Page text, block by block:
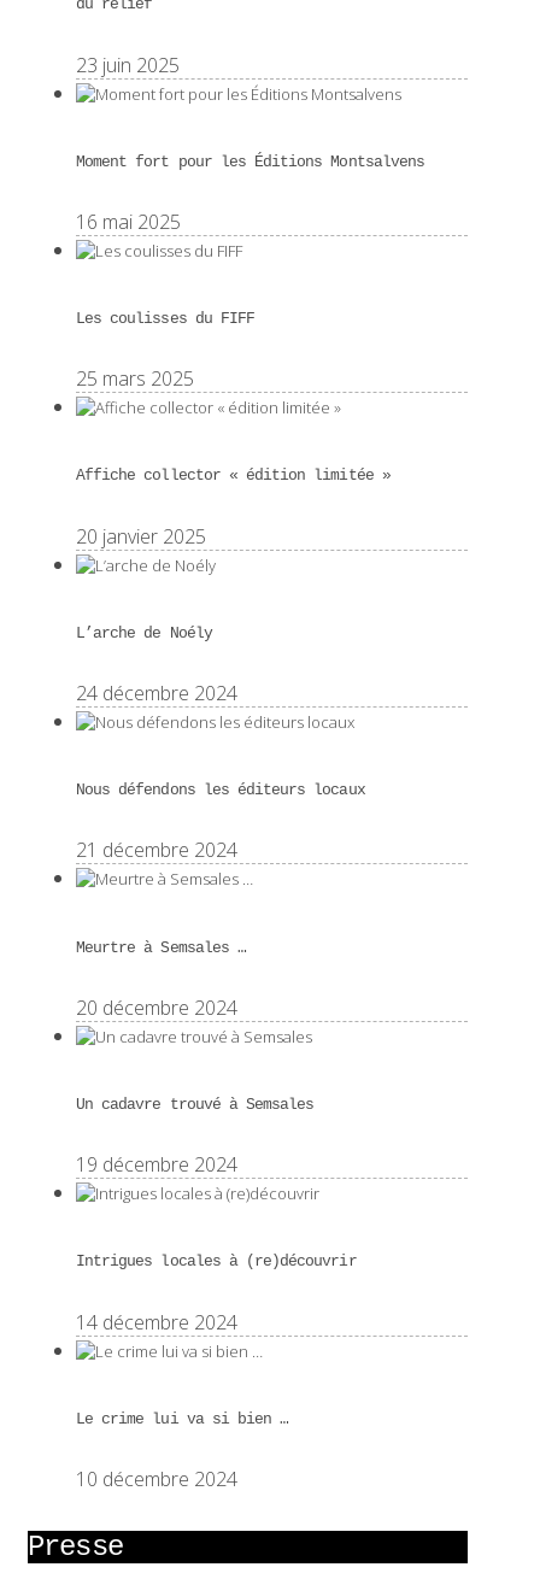
du relief
23 juin 2025
Moment fort pour les Éditions Montsalvens
16 mai 2025
Les coulisses du FIFF
25 mars 2025
Affiche collector « édition limitée »
20 janvier 2025
L’arche de Noély
24 décembre 2024
Nous défendons les éditeurs locaux
21 décembre 2024
Meurtre à Semsales …
20 décembre 2024
Un cadavre trouvé à Semsales
19 décembre 2024
Intrigues locales à (re)découvrir
14 décembre 2024
Le crime lui va si bien …
10 décembre 2024
Presse